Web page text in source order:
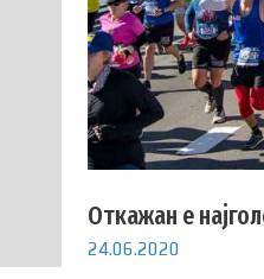
Откажан е
24.06.2020